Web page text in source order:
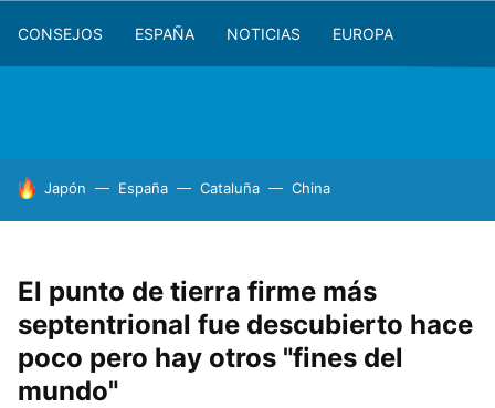
CONSEJOS ESPAÑA NOTICIAS EUROPA
HOY SE HABLA DE
Japón España Cataluña China
El punto de tierra firme más
septentrional fue descubierto hace
poco pero hay otros "fines del
mundo"